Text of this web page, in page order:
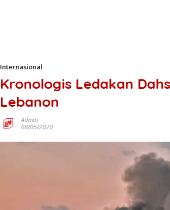
Internasional
Kronologis Ledakan
Lebanon
Admin
08/05/2020